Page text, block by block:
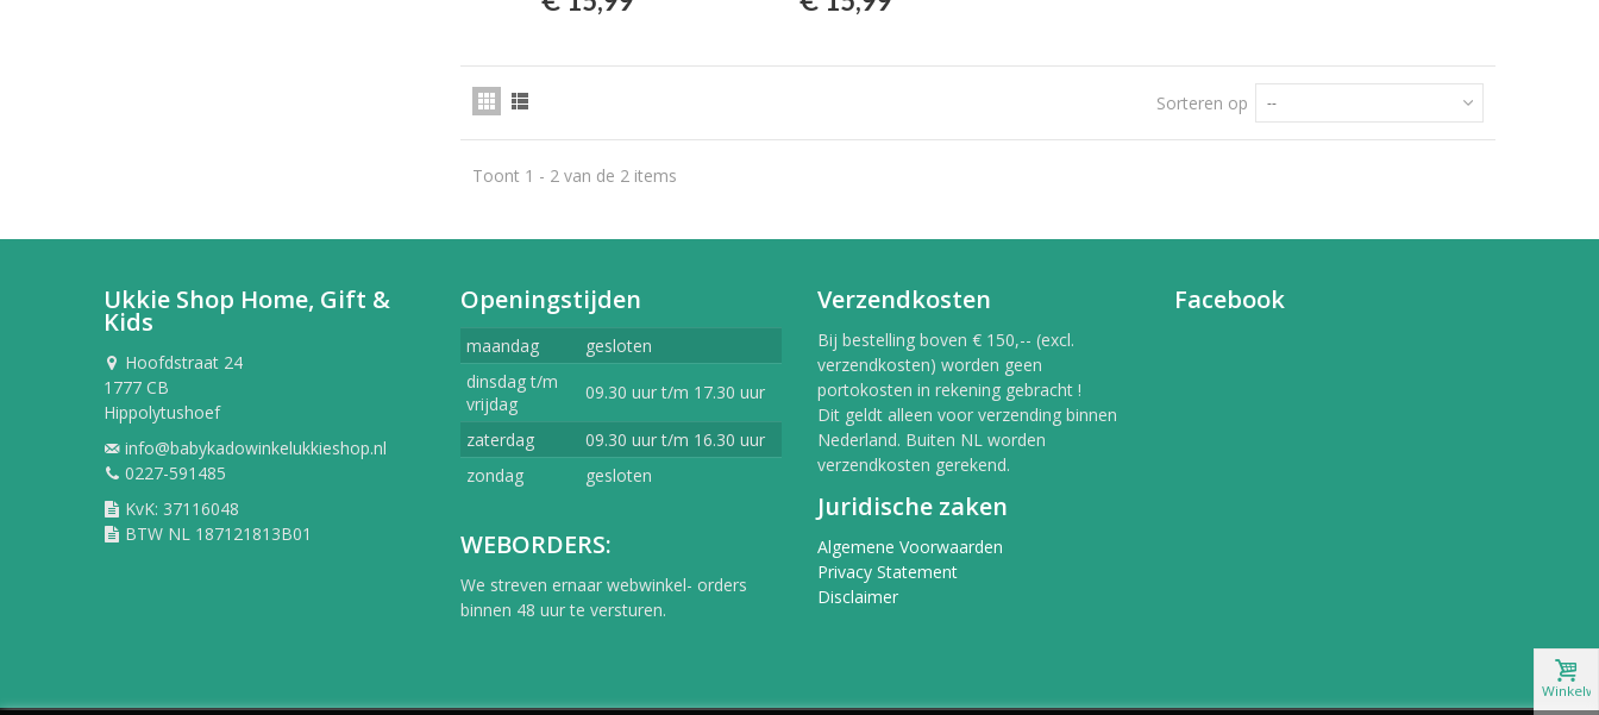
Sorteren op --
Toont 1 - 2 van de 2 items
Ukkie Shop Home, Gift &
Kids
Hoofdstraat 24
1777 CB
Hippolytushoef
info@babykadowinkelukkieshop.nl
0227-591485
KvK: 37116048
BTW NL 187121813B01
Openingstijden
maandag
gesloten
dinsdag t/m
vrijdag
09.30 uur t/m 17.30 uur
zaterdag
09.30 uur t/m 16.30 uur
zondag
gesloten
WEBORDERS:
We streven ernaar webwinkel- orders
binnen 48 uur te versturen.
Verzendkosten
Bij bestelling boven € 150,-- (excl.
verzendkosten) worden geen
portokosten in rekening gebracht !
Dit geldt alleen voor verzending binnen
Nederland. Buiten NL worden
verzendkosten gerekend.
Juridische zaken
Algemene Voorwaarden
Privacy Statement
Disclaimer
Facebook